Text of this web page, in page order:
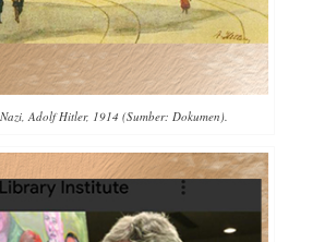
Adolf Hitler, 1914 (Sumber: Dokumen).